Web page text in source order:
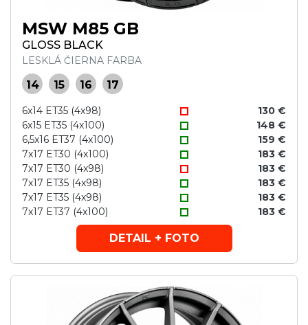
MSW M85 GB
GLOSS BLACK
LESKLÁ ČIERNA FARBA
14 15 16 17
6x14 ET35 (4x98)
130 €
6x15 ET35 (4x100)
148 €
6,5x16 ET37 (4x100)
159 €
7x17 ET30 (4x100)
183 €
7x17 ET30 (4x98)
183 €
7x17 ET35 (4x98)
183 €
7x17 ET35 (4x98)
183 €
7x17 ET37 (4x100)
183 €
DETAIL + FOTO